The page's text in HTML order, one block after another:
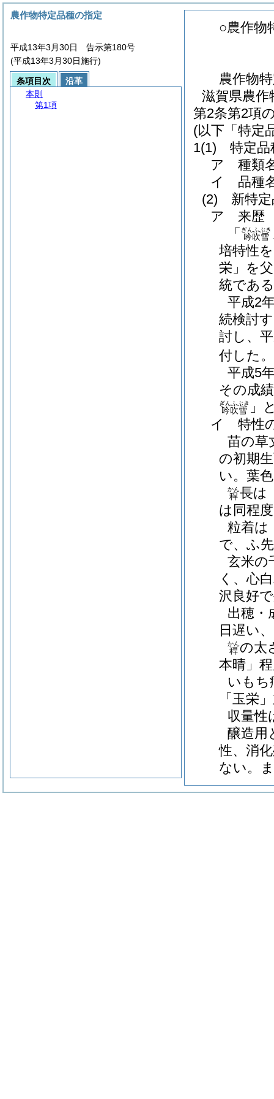
○農作物
農作物
滋賀県農作
第2条第2項
(以下「特定
1(1) 特定品
ア 種類
イ 品
(2) 新特定
ア 来歴
「
吟吹雪
ぎんふぶき
培特性
栄」を
統であ
平成2
続検討
討し、
付した。
平成5
その成
吟吹雪
ぎんふぶき
」
イ 特性
苗の草
の初期
い。葉
稈
かん長は
は同程
粒着は
で、ふ
玄米の
く、心
沢良好
出穂・
日遅い
稈
かんの太
本晴」
いもち
「玉栄
収量性
醸造用
性、消
ない。
農作物特定品種の指定
平成13年3月30日 告示第180号
(平成13年3月30日施行)
条項目次
沿革
本則
第1項